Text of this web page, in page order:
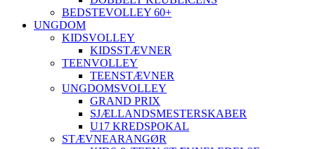
BEDSTEVOLLEY 60+
UNGDOM
KIDSVOLLEY
KIDSSTÆVNER
TEENVOLLEY
TEENSTÆVNER
UNGDOMSVOLLEY
GRAND PRIX
SJÆLLANDSMESTERSKABER
U17 KREDSPOKAL
STÆVNEARANGØR